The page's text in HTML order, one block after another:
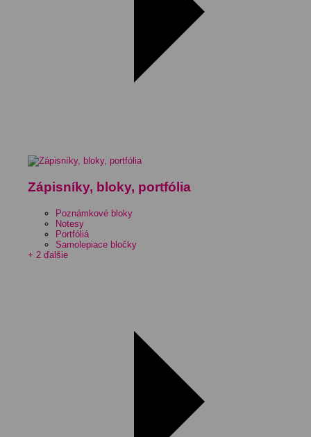
Zápisníky, bloky, portfólia
Poznámkové bloky
Notesy
Portfóliá
Samolepiace bločky
+ 2 ďalšie